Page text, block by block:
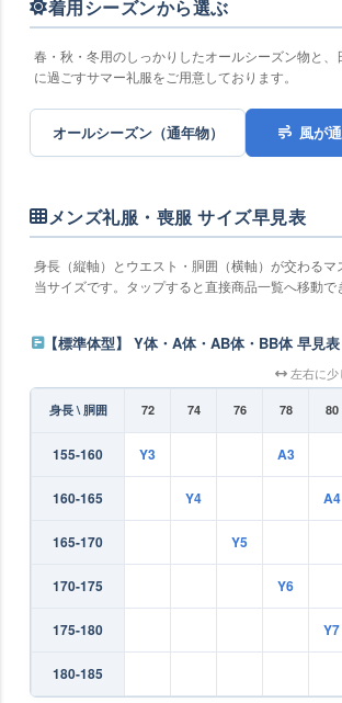
着用シーズンから選ぶ
春・秋・冬用のしっかりしたオールシーズン物と、
に過ごすサマー礼服をご用意しております。
オールシーズン（通年物） 風が
メンズ礼服・喪服 サイズ早見表
身長（縦軸）とウエスト・胴囲（横軸）が交わる
当サイズです。タップすると直接商品一覧へ移動で
【標準体型】 Y体・A体・AB体・BB体 早見表
左右に少
身長 \ 胴囲 72 74 76 78 80
155-160 Y3 A3
160-165 Y4 A4
165-170 Y5
170-175 Y6
175-180 Y7
180-185